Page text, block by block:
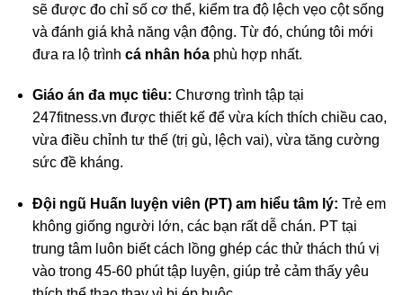
sẽ được đo chỉ số cơ thể, kiểm tra độ lệch vẹo cột sống
và đánh giá khả năng vận động. Từ đó, chúng tôi mới
đưa ra lộ trình cá nhân hóaphù hợp nhất.
Giáo án đa mục tiêu: Chương trình tập tại
247fitness.vn được thiết kế để vừa kích thích chiều cao,
vừa điều chỉnh tư thế (trị gù, lệch vai), vừa tăng cường
sức đề kháng.
Đội ngũ Huấn luyện viên (PT) am hiểu tâm lý: Trẻ em
không giống người lớn, các bạn rất dễ chán. PT tại
trung tâm luôn biết cách lồng ghép các thử thách thú vị
vào trong 45-60 phút tập luyện, giúp trẻ cảm thấy yêu